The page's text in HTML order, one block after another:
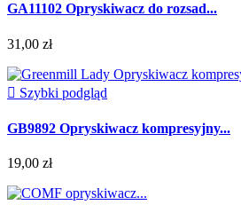
GA11102 Opryskiwacz do rozsad...
31,00 zł
 Szybki podgląd
GB9892 Opryskiwacz kompresyjny...
19,00 zł